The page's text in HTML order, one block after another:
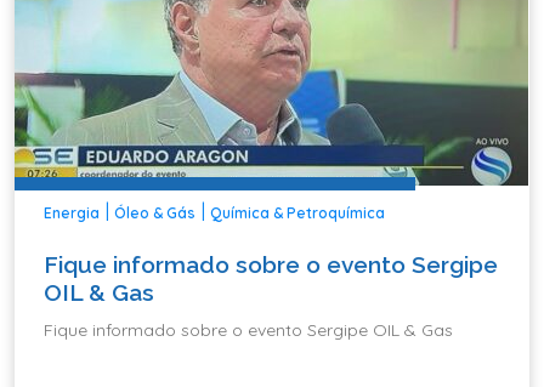
Energia Óleo & Gás Química & Petroquímica
Fique informado sobre o evento Sergipe
OIL & Gas
Fique informado sobre o evento Sergipe OIL & Gas